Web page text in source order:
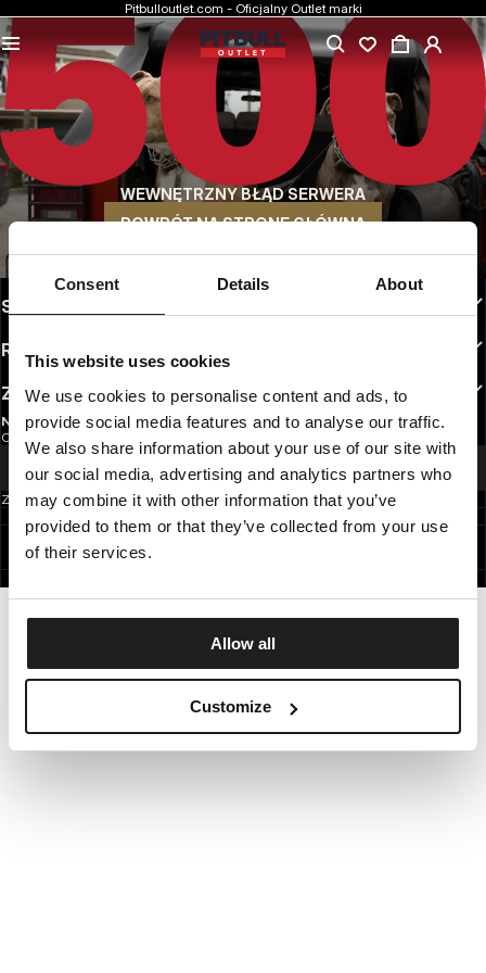
Consent Details About
This website uses cookies
We use cookies to personalise content and ads, to
provide social media features and to analyse our traffic.
We also share information about your use of our site with
our social media, advertising and analytics partners who
may combine it with other information that you’ve
provided to them or that they’ve collected from your use
of their services.
Allow all
Customize
Pitbulloutlet.com - Oficjalny Outlet marki
WEWNĘTRZNY BŁĄD SERWERA
POWRÓT NA STRONĘ GŁÓWNĄ
NAJNIŻSZE CENY
Markowa odzież Pitbull w rewelacyjnych cenach.
SZYBKA WYSYŁKA
Wygodne sposoby wysyłki do wyboru
30 DNI NA ZWROT
Bez tłumaczeń. Dogodne opcje zwrotu do wyboru
INFO
STREFA KLIENTA
REGULAMINY
ZAOBSERWUJ NAS
NEWSLETTER
Chcesz otrzymywać informacje o najnowszych promocjach i nowościach?
Email address
ZAREJESTRUJ SIĘ
Zapisując się do newslettera akceptujeszpolitykę prywatności.
POLAND
©1997 - 2026 PITBULL WSZELKIE PRAWA ZASTRZEŻONE.